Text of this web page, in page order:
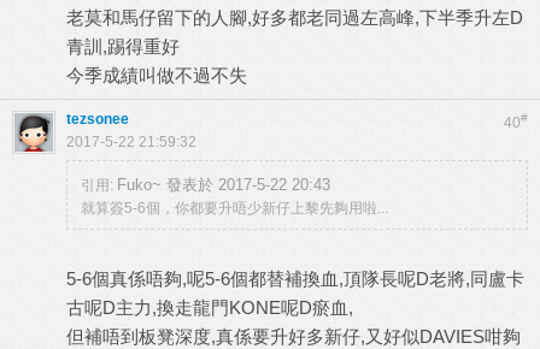
老莫和馬仔留下的人腳,好多都老同過左高峰,下半季升左D
青訓,踢得重好
今季成績叫做不過不失
40#
tezsonee
2017-5-22 21:59:32
引用: Fuko~ 發表於 2017-5-22 20:43
就算簽5-6個，你都要升唔少新仔上黎先夠用啦...
5-6個真係唔夠,呢5-6個都替補換血,頂隊長呢D老將,同盧卡
古呢D主力,換走龍門KONE呢D瘀血,
但補唔到板凳深度,真係要升好多新仔,又好似DAVIES咁夠